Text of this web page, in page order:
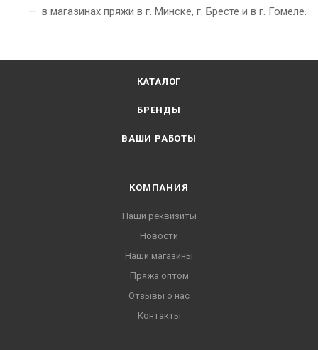
в магазинах пряжи в г. Минске, г. Бресте и в г. Гомеле.
КАТАЛОГ
БРЕНДЫ
ВАШИ РАБОТЫ
КОМПАНИЯ
Наши реквизиты
Новости
Наши магазины
Пряжа оптом
Отзывы о нас
Контакты